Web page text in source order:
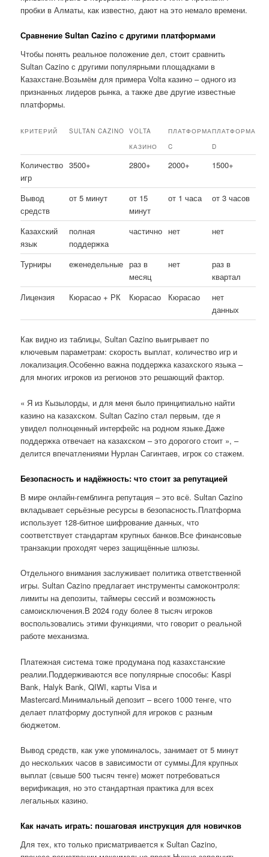
пробки в Алматы, как известно, дают на это немало времени.
Сравнение Sultan Cazino с другими платформами
Чтобы понять реальное положение дел, стоит сравнить
Sultan Cazino с другими популярными площадками в
Казахстане.Возьмём для примера Volta казино – одного из
признанных лидеров рынка, а также две другие известные
платформы.
КРИТЕРИЙ SULTAN CAZINO
VOLTA
КАЗИНО
ПЛАТФОРМА
C
ПЛАТФОРМА
D
Количество
игр
3500+ 2800+ 2000+ 1500+
Вывод
средств
от 5 минут
от 15
минут
от 1 часа от 3 часов
Казахский
язык
полная
поддержка
частично нет нет
Турниры еженедельные раз в
месяц
нет
раз в
квартал
Лицензия
Кюрасао + РК Кюрасао Кюрасао
нет
данных
Как видно из таблицы, Sultan Cazino выигрывает по
ключевым параметрам: скорость выплат, количество игр и
локализация.Особенно важна поддержка казахского языка –
для многих игроков из регионов это решающий фактор.
« Я из Кызылорды, и для меня было принципиально найти
казино на казахском. Sultan Cazino стал первым, где я
увидел полноценный интерфейс на родном языке.Даже
поддержка отвечает на казахском – это дорогого стоит », –
делится впечатлениями Нурлан Сагинтаев, игрок со стажем.
Безопасность и надёжность: что стоит за репутацией
В мире онлайн-гемблинга репутация – это всё. Sultan Cazino
вкладывает серьёзные ресурсы в безопасность.Платформа
использует 128-битное шифрование данных, что
соответствует стандартам крупных банков.Все финансовые
транзакции проходят через защищённые шлюзы.
Отдельного внимания заслуживает политика ответственной
игры. Sultan Cazino предлагает инструменты самоконтроля:
лимиты на депозиты, таймеры сессий и возможность
самоисключения.В 2024 году более 8 тысяч игроков
воспользовались этими функциями, что говорит о реальной
работе механизма.
Платежная система тоже продумана под казахстанские
реалии.Поддерживаются все популярные способы: Kaspi
Bank, Halyk Bank, QIWI, карты Visa и
Mastercard.Минимальный депозит – всего 1000 тенге, что
делает платформу доступной для игроков с разным
бюджетом.
Вывод средств, как уже упоминалось, занимает от 5 минут
до нескольких часов в зависимости от суммы.Для крупных
выплат (свыше 500 тысяч тенге) может потребоваться
верификация, но это стандартная практика для всех
легальных казино.
Как начать играть: пошаговая инструкция для новичков
Для тех, кто только присматривается к Sultan Cazino,